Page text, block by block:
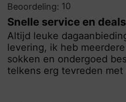
Beoordeling: 10
Snelle service en deals
Altijd leuke
levering, ik heb
sokken en ondergoed
telkens erg tevreden met